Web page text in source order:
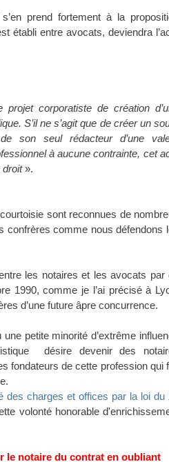
prend fortement à la
établi entre avocats, deviendra
corporatiste de création
S’il ne s’agit que de créer un
son seul rédacteur d’une
à aucune contrainte, cet
droit».
sont reconnues de
confrères comme nous défendons
les notaires et les avocats par
1990, comme je l’ai précisé à
d’une future âpre concurrence.
petite minorité d’extrême
désire devenir des
fondateurs de cette profession qui
des charges et offices par la loi du
volonté honorable
le notaire du contrat en oubliant